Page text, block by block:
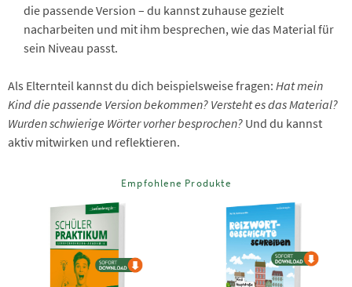
die passende Version – du kannst zuhause gezielt
nacharbeiten und mit ihm besprechen, wie das Material für
sein Niveau passt.
Als Elternteil kannst du dich beispielsweise fragen: Hat mein
Kind die passende Version bekommen? Versteht es das Material?
Wurden schwierige Wörter vorher besprochen? Und du kannst
aktiv mitwirken und reflektieren.
Empfohlene Produkte